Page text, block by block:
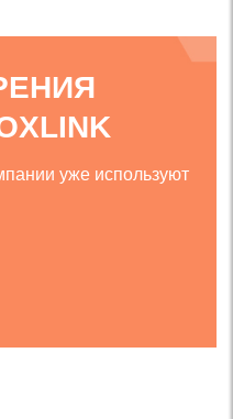
уже используют